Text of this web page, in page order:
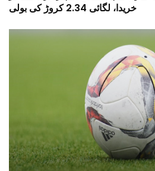
خریدا، لگائی 2.34 کروڑ کی بولی